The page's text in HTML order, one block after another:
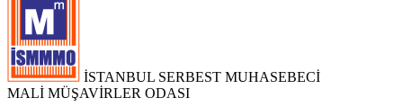
İSTANBUL SERBEST MUHASEBECİ
MALİ MÜŞAVİRLER ODASI